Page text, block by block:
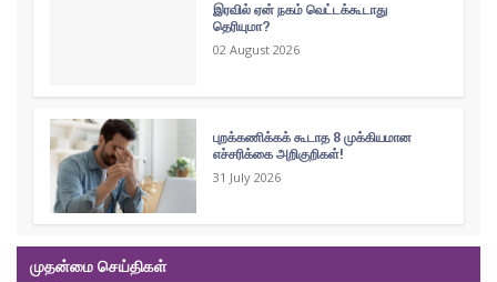
இரவில் ஏன் நகம் வெட்டக்கூடாது
தெரியுமா?
02 August 2026
புறக்கணிக்கக் கூடாத 8 முக்கியமான
எச்சரிக்கை அறிகுறிகள்!
31 July 2026
முதன்மை செய்திகள்